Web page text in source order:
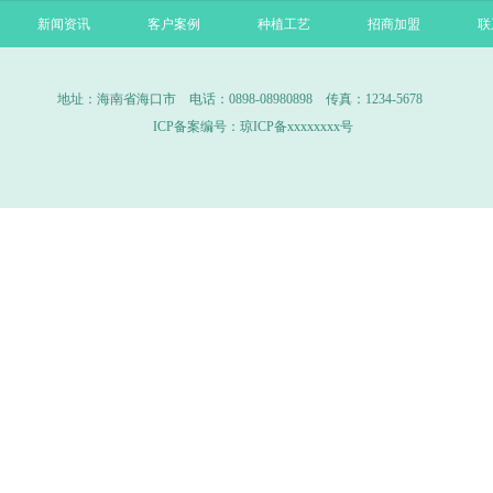
新闻资讯 客户案例 种植工艺 招商加盟 联
地址：海南省海口市 电话：0898-08980898 传真：1234-5678
ICP备案编号： 琼ICP备xxxxxxxx号